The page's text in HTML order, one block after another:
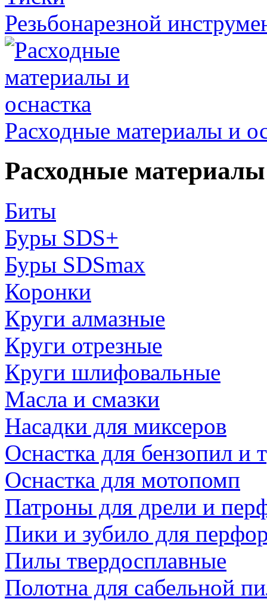
Резьбонарезной
Расходные материалы и
Расходные
Биты
Буры SDS+
Буры SDSmax
Коронки
Круги алмазные
Круги отрезные
Круги шлифовальные
Масла и смазки
Насадки для миксеров
Оснастка для бензопил и
Оснастка для мотопомп
Патроны для дрели и
Пики и зубило для
Пилы твердосплавные
Полотна для сабельной